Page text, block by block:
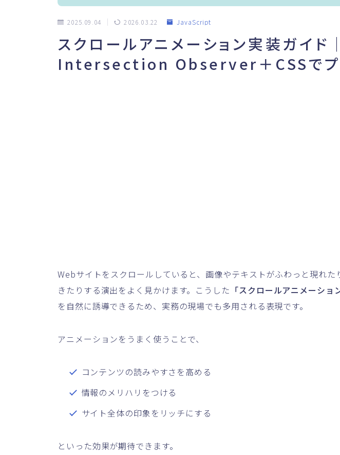
2025.09.04 2026.03.22 JavaScript
スクロールアニメーション実装ガイド｜
Intersection Observer＋CSSでプ
Webサイトをスクロールしていると、画像やテキストがふわっと現れた
きたりする演出をよく見かけます。こうした 「スクロールアニメーショ
を自然に誘導できるため、実務の現場でも多用される表現です。
アニメーションをうまく使うことで、
コンテンツの読みやすさを高める
情報のメリハリをつける
サイト全体の印象をリッチにする
といった効果が期待できます。